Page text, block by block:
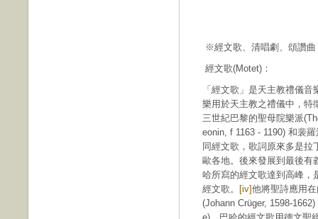
※經文歌、清唱劇、頌讚曲
經文歌(Motet)：
「經文歌」是天主教禮儀
樂用於天主教之禮儀中，特
三世紀巴黎的聖母院樂派
eonin, f 1163 - 1190) 和裴
同經文歌，歌詞原來多是拉
歐各地。後來發展到最後有
哈所寫的經文歌達到高峰，
經文歌。
[iv]他將聖詩應用
(Johann Crüger, 1598-